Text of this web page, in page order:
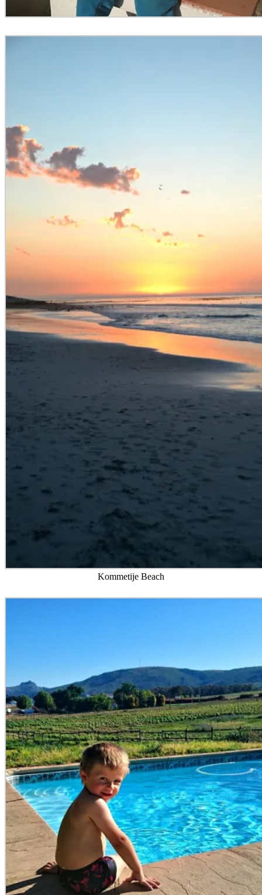
Kommetije Beach